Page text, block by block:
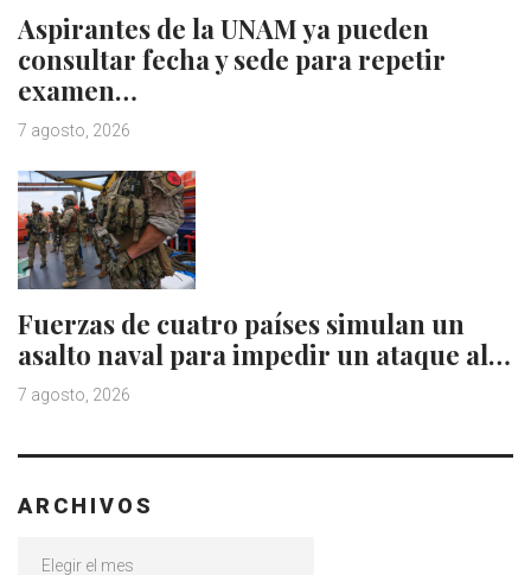
Aspirantes de la UNAM ya pueden
consultar fecha y sede para repetir
examen…
7 agosto, 2026
Fuerzas de cuatro países simulan un
asalto naval para impedir un ataque al…
7 agosto, 2026
ARCHIVOS